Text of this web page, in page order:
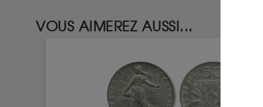
VOUS AIMEREZ AUSSI...